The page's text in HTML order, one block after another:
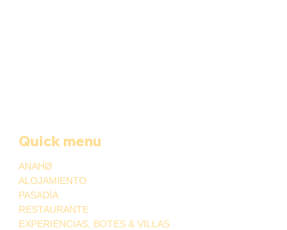
Quick menu
ANAHØ
ALOJAMIENTO
PASADÍA
RESTAURANTE
EXPERIENCIAS, BOTES & VILLAS